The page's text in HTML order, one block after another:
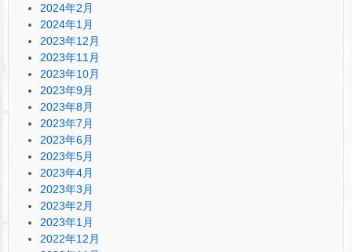
2024年2月
2024年1月
2023年12月
2023年11月
2023年10月
2023年9月
2023年8月
2023年7月
2023年6月
2023年5月
2023年4月
2023年3月
2023年2月
2023年1月
2022年12月